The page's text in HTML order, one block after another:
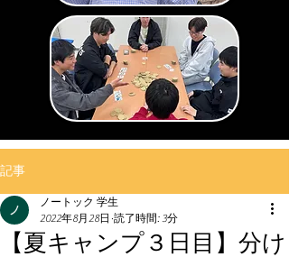
記事
【夏キャンプ３日目】分け
ノートック 学生
2022年8月28日 読了時間: 3分